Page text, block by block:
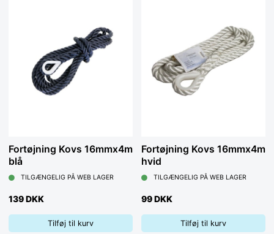
Fortøjning Kovs 16mmx4m
blå
TILGÆNGELIG PÅ WEB LAGER
139 DKK
Tilføj til kurv
Fortøjning Kovs 16mmx4m
hvid
TILGÆNGELIG PÅ WEB LAGER
99 DKK
Tilføj til kurv